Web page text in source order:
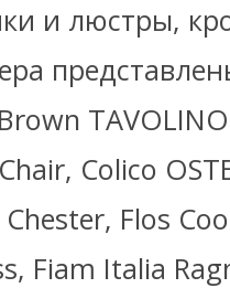
и люстры,
Colico
Flos
Fiam Italia